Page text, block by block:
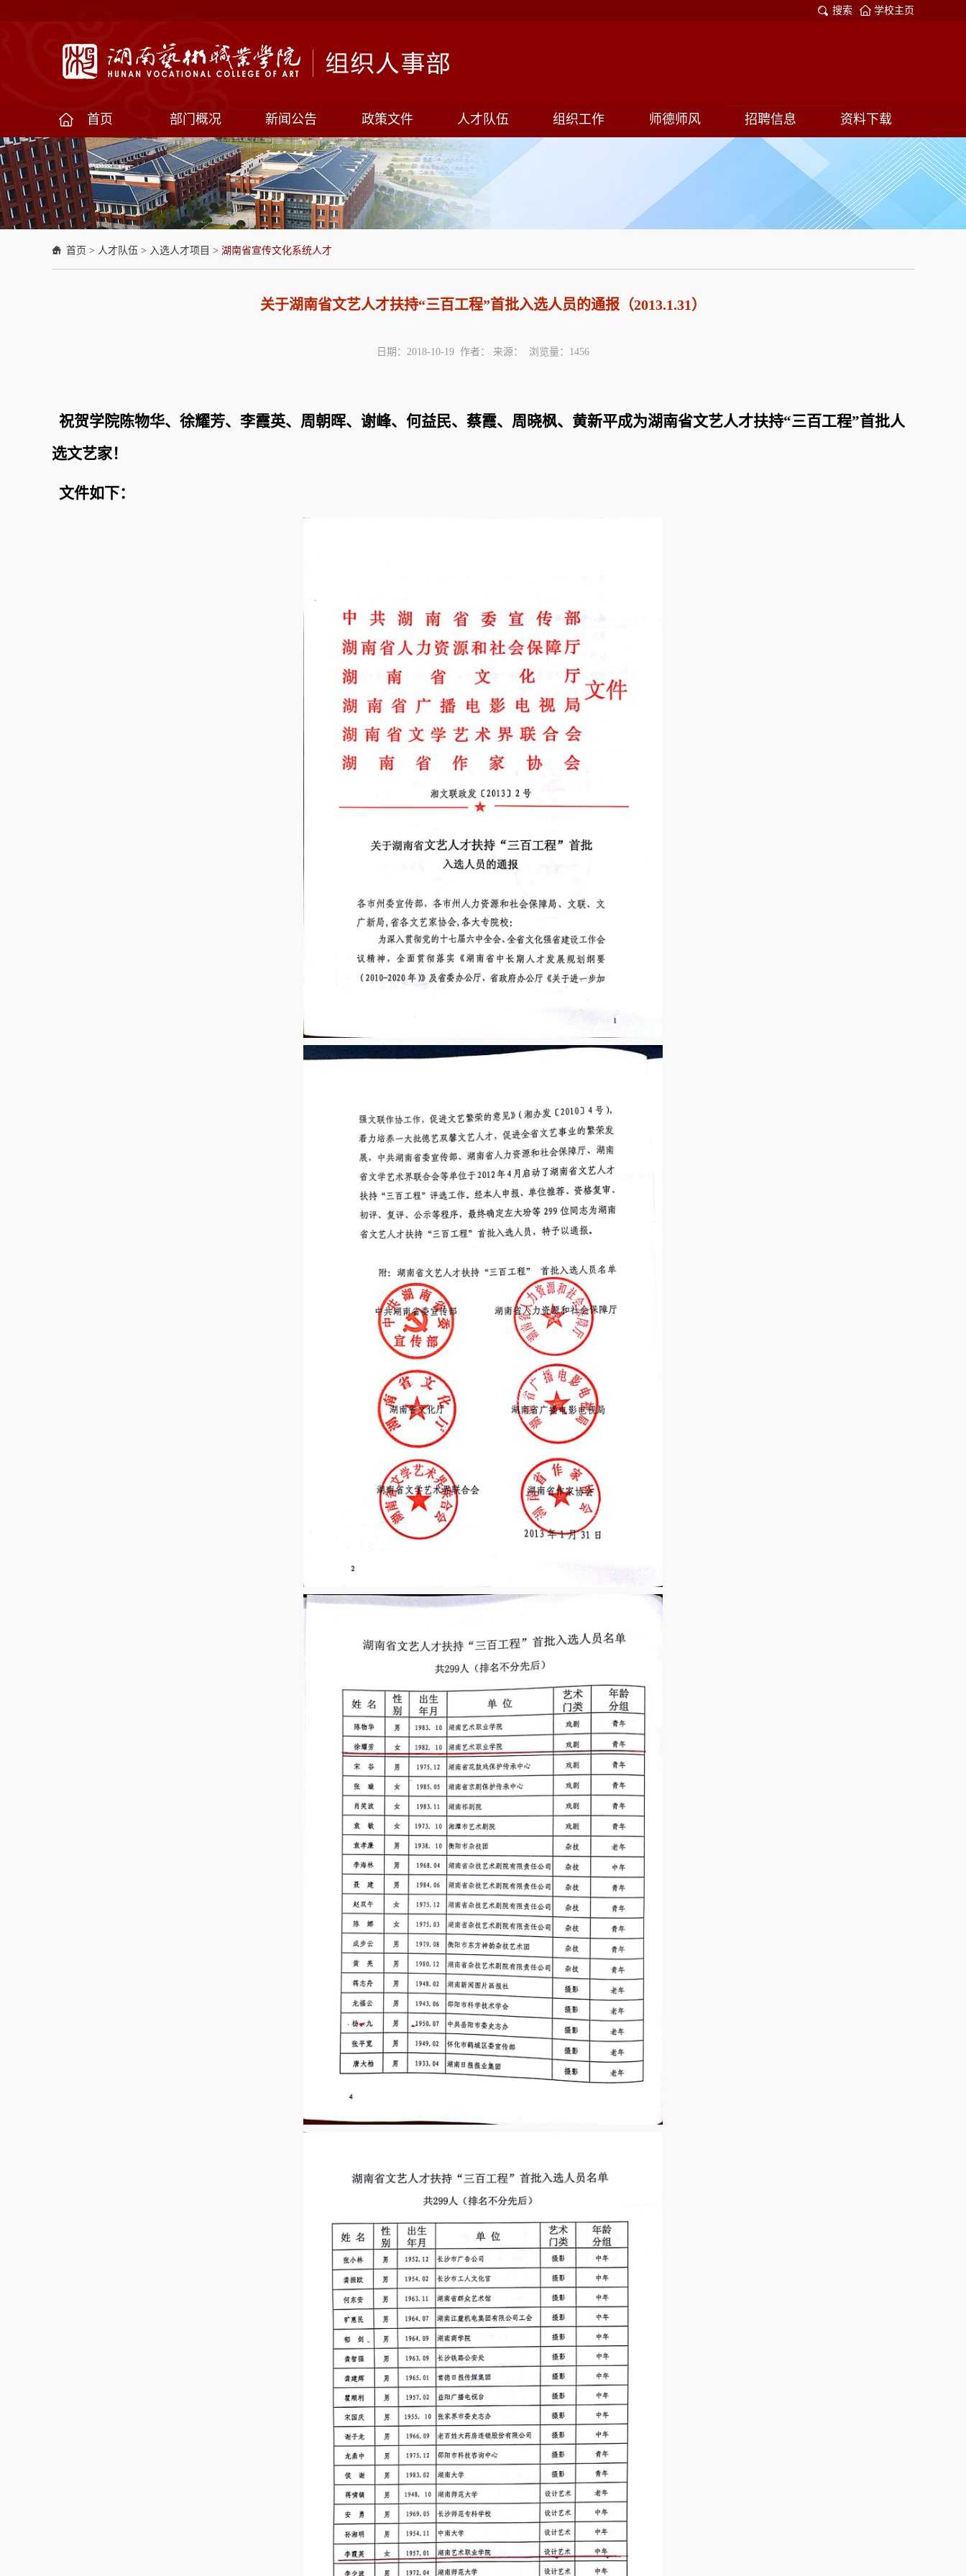
搜索 学校主页
首页 部门概况 新闻公告 政策文件 人才队伍 组织工作 师德师风 招聘信息 资料下载
首页 > 人才队伍 > 入选人才项目 > 湖南省宣传文化系统人才
关于湖南省文艺人才扶持“三百工程”首批入选人员的通报（2013.1.31）
日期：2018-10-19 作者： 来源： 浏览量： 1456
祝贺学院陈物华、徐耀芳、李霞英、周朝晖、谢峰、何益民、蔡霞、周晓枫、黄新平成为湖南省文艺人才扶持“三百工程”首批人
选文艺家！
文件如下：